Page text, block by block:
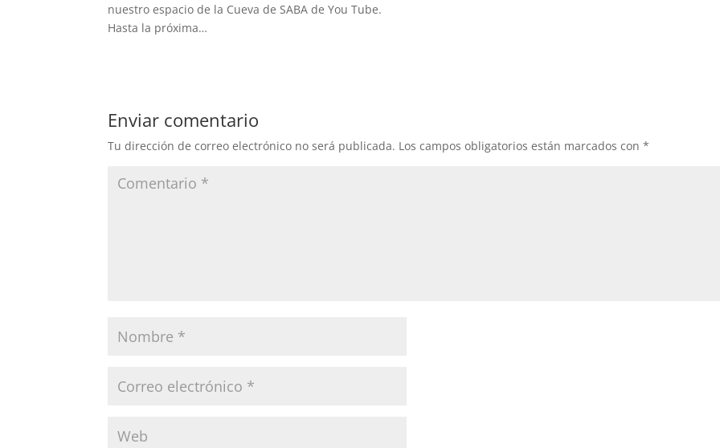
nuestro espacio de la Cueva de SABA de You Tube.
Hasta la próxima…
Enviar comentario
Tu dirección de correo electrónico no será publicada. Los campos obligatorios están marcados con*